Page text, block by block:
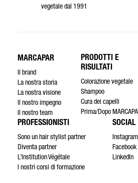
vegetale dal 1991
MARCAPAR
Il brand
La nostra storia
La nostra visione
Il nostro impegno
Il nostro team
PRODOTTI E
RISULTATI
Colorazione vegetale
Shampoo
Cura dei capelli
Prima/Dopo
PROFESSIONISTI
Sono un hair stylist partner
Diventa partner
L’Institution Végétale
I nostri corsi di formazione
SOCIAL
Instagram
Facebook
LinkedIn